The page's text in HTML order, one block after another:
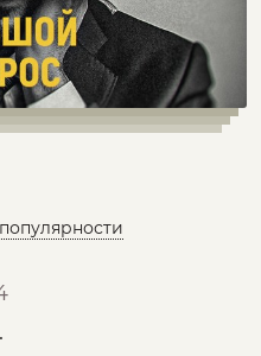
популярности